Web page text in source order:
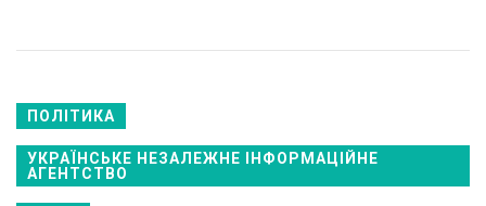
ПОЛІТИКА
УКРАЇНСЬКЕ НЕЗАЛЕЖНЕ ІНФОРМАЦІЙНЕ
АГЕНТСТВО